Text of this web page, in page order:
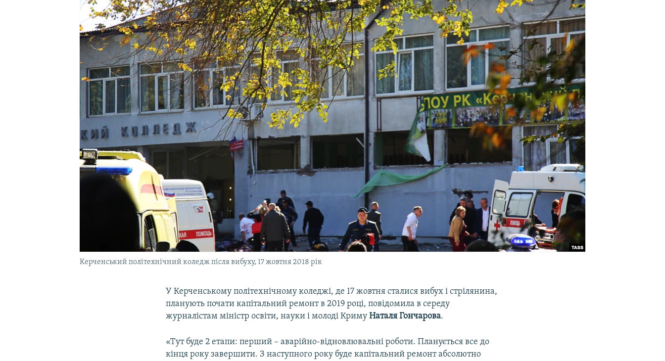
УКРАЇНСЬКА ПРОБЛЕМА КРИМУ
Керченський політехнічний коледж після вибуху, 17 жовтня 2018 рік
У Керченському політехнічному коледжі, де 17 жовтня сталися вибух і стрілянина,
планують почати капітальний ремонт в 2019 році, повідомила в середу
журналістам міністр освіти, науки і молоді КримуНаталя Гончарова.
«Тут буде 2 етапи: перший – аварійно-відновлювальні роботи. Планується все до
кінця року завершити. З наступного року буде капітальний ремонт абсолютно